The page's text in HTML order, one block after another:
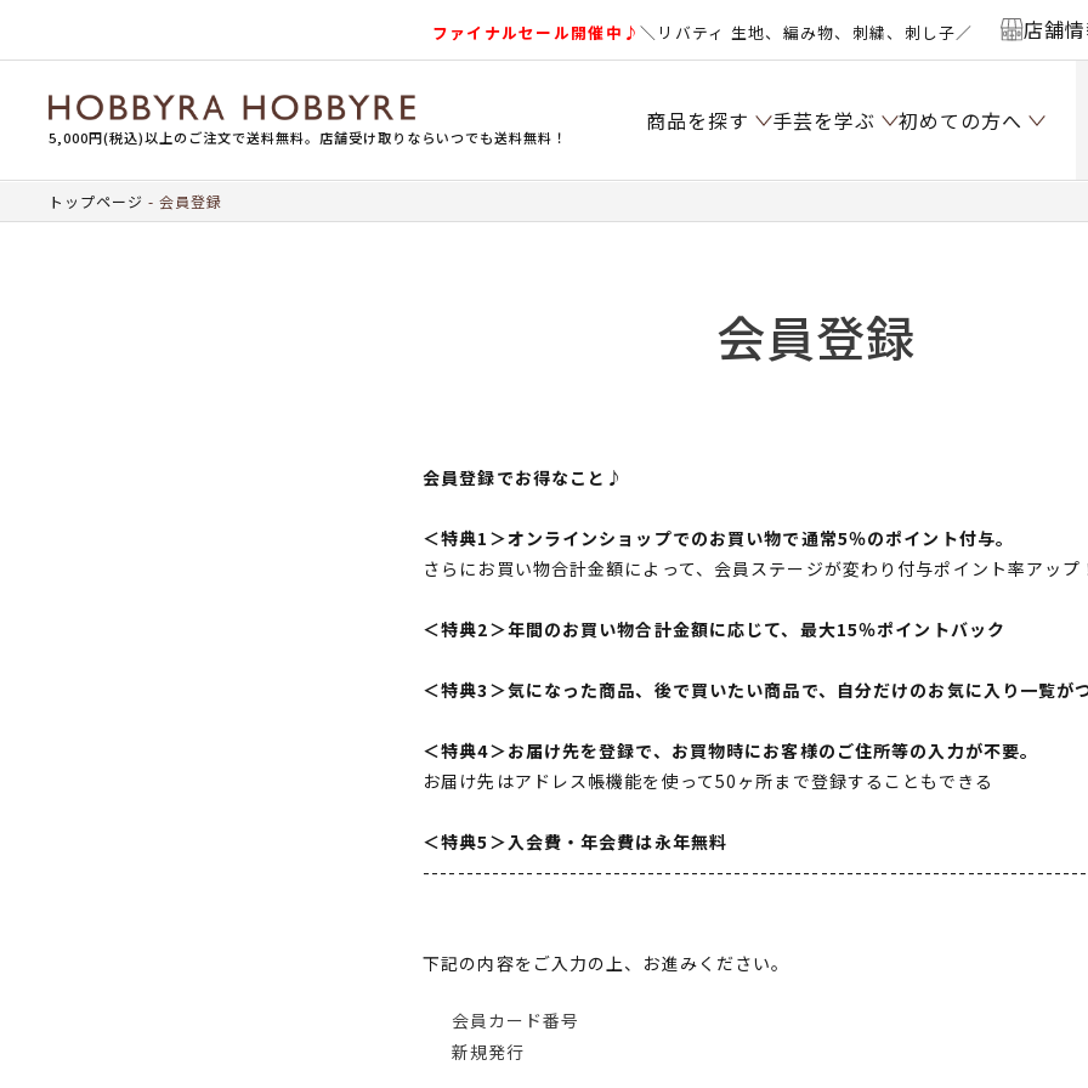
ファイナルセール開催中♪＼リバティ 生地、編み物、刺繍、刺し子／ 店舗
5,000円(税込)以上のご注文で送料無料。店舗受け取りならいつでも送料無料！
商品を探す 手芸を学ぶ 初めての方へ
トップページ 会員登録
会員登録
会員登録でお得なこと♪
＜特典1＞オンラインショップでのお買い物で通常5％のポイント付与。
さらにお買い物合計金額によって、会員ステージが変わり付与ポイント率アップ
＜特典2＞年間のお買い物合計金額に応じて、最大15％ポイントバック
＜特典3＞気になった商品、後で買いたい商品で、自分だけのお気に入り一覧が
＜特典4＞お届け先を登録で、お買物時にお客様のご住所等の入力が不要。
お届け先はアドレス帳機能を使って50ヶ所まで登録することもできる
＜特典5＞入会費・年会費は永年無料
下記の内容をご入力の上、お進みください。
会員カード番号
新規発行